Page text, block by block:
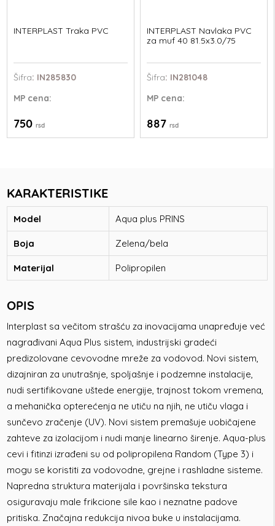
INTERPLAST Traka PVC
Šifra: IN285830
MP cena:
750rsd
INTERPLAST Navlaka PVC
za muf 40 81.5x3.0/75
Šifra: IN281048
MPcena:
887 rsd
KARAKTERISTIKE
Model Aqua plus PRINS
Boja Zelena/bela
Materijal Polipropilen
OPIS
Interplast sa večitom strašću za inovacijama unapređuje već
nagrađivani Aqua Plus sistem, industrijski gradeći
predizolovane cevovodne mreže za vodovod. Novi sistem,
dizajniran za unutrašnje, spoljašnje i podzemne instalacije,
nudi sertifikovane uštede energije, trajnost tokom vremena,
a mehanička opterećenja ne utiču na njih, ne utiču vlaga i
sunčevo zračenje (UV). Novi sistem premašuje uobičajene
zahteve za izolacijom i nudi manje linearno širenje. Aqua-plus
cevi i fitinzi izrađeni su od polipropilena Random (Type 3) i
mogu se koristiti za vodovodne, grejne i rashladne sisteme.
Napredna struktura materijala i površinska tekstura
osiguravaju male frikcione sile kao i neznatne padove
pritiska. Značajna redukcija nivoa buke u instalacijama.